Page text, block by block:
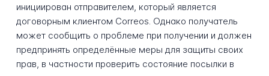
инициирован отправителем, который является
договорным клиентом Correos. Однако получатель
может сообщить о проблеме при получении и должен
предпринять определённые меры для защиты своих
прав, в частности проверить состояние посылки в